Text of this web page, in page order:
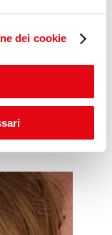
dei cookie